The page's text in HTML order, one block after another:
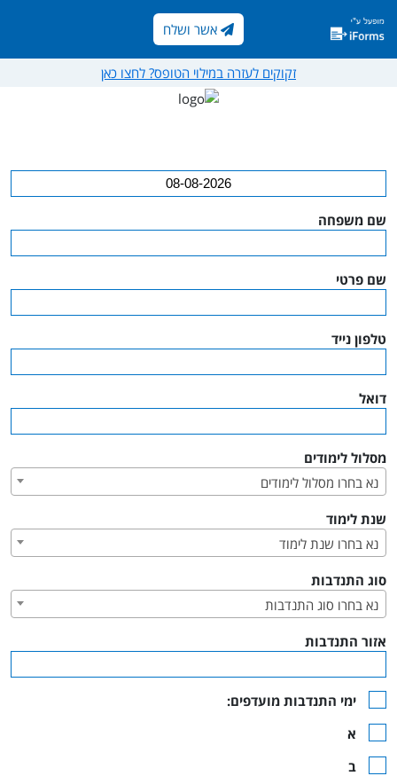
אשר ושלח אשר ושלח
זקוקים לעזרה במילוי הטופס? לחצו כאן
שם משפחה
שם פרטי
טלפון נייד
דואל
מסלול לימודים
נא בחרו מסלול לימודים
שנת לימוד
נא בחרו שנת לימוד
סוג התנדבות
נא בחרו סוג התנדבות
אזור התנדבות
ימי התנדבות מועדפים:
ימי התנדבות מועדפים:
א א
ב ב